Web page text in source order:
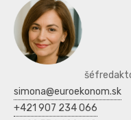
simona@euroekonom.sk
+421 907 234 066